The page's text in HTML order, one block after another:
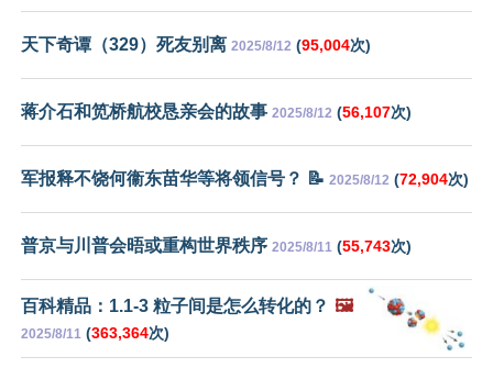
天下奇谭（329）死友别离 2025/8/12 (95,004次)
蒋介石和笕桥航校恳亲会的故事 2025/8/12 (56,107次)
军报释不饶何衞东苗华等将领信号？ 📝 2025/8/12 (72,904次)
普京与川普会晤或重构世界秩序 2025/8/11 (55,743次)
百科精品：1.1-3 粒子间是怎么转化的？ 🖼️
2025/8/11 (363,364次)